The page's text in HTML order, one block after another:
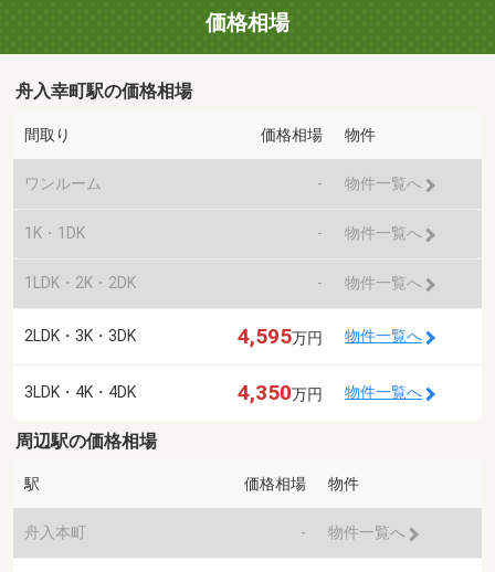
価格相場
舟入幸町駅の価格相場
間取り 価格相場 物件
ワンルーム - 物件一覧へ
1K・1DK - 物件一覧へ
1LDK・2K・2DK - 物件一覧へ
2LDK・3K・3DK 4,595万円 物件一覧へ
3LDK・4K・4DK 4,350万円 物件一覧へ
周辺駅の価格相場
駅 価格相場 物件
舟入本町 - 物件一覧へ